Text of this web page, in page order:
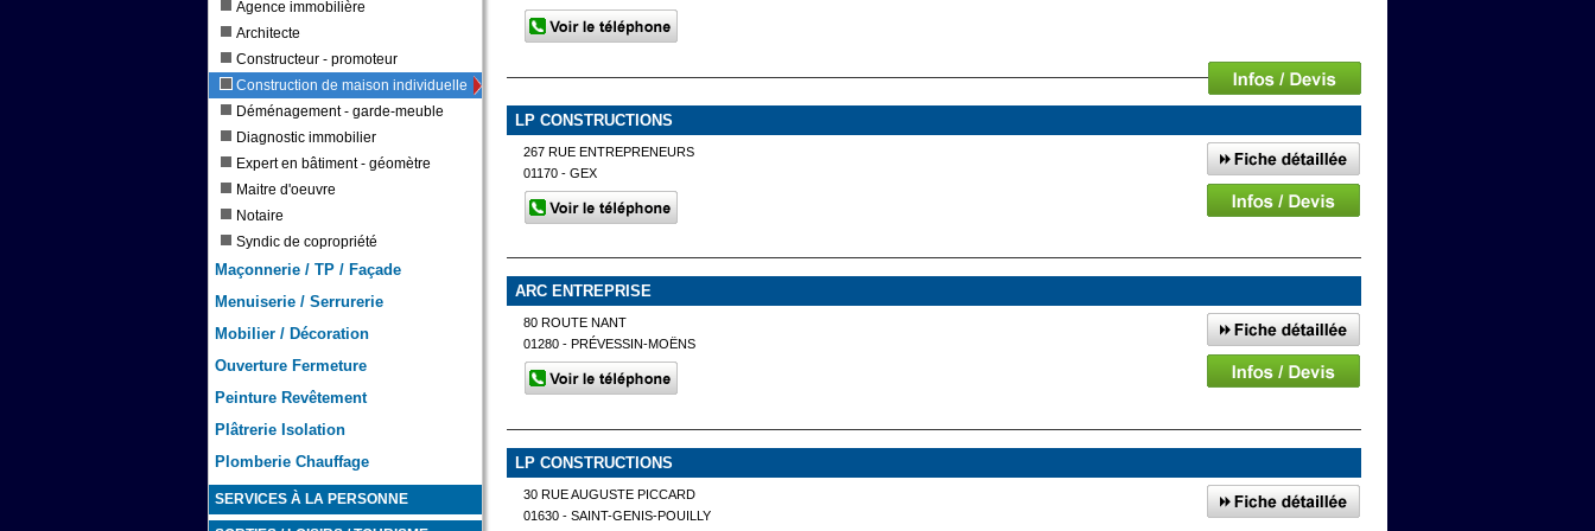
Agence immobilière
Architecte
Constructeur - promoteur
Construction de maison individuelle
Déménagement - garde-meuble
Diagnostic immobilier
Expert en bâtiment - géomètre
Maitre d'oeuvre
Notaire
Syndic de copropriété
Maçonnerie / TP / Façade
Menuiserie / Serrurerie
Mobilier / Décoration
Ouverture Fermeture
Peinture Revêtement
Plâtrerie Isolation
Plomberie Chauffage
SERVICES À LA PERSONNE
LP CONSTRUCTIONS
267 RUE ENTREPRENEURS
01170 - GEX
ARC ENTREPRISE
80 ROUTE NANT
01280 - PRÉVESSIN-MOËNS
LP CONSTRUCTIONS
30 RUE AUGUSTE PICCARD
01630 - SAINT-GENIS-POUILLY